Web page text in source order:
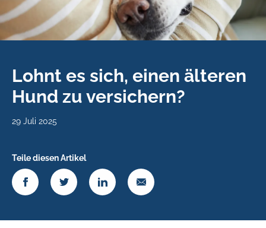
Lohnt es sich, einen älteren
Hund zu versichern?
29 Juli 2025
Teile diesen Artikel